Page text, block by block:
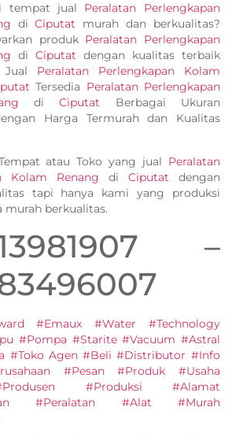
tempat jual Peralatan Perlengkapan
diCiputat murah dan berkualitas?
produk Peralatan Perlengkapan
di Ciputat dengan kualitas terbaik
Jual Peralatan Perlengkapan Kolam
Tersedia Peralatan Perlengkapan
diCiputat Berbagai Ukuran
Harga Termurah dan Kualitas
atau Toko yang jual Peralatan
Kolam Renang di Ciputat dengan
tapi hanya kami yang produksi
murah berkualitas.
–
#Emaux #Water #Technology
#Pompa #Starite #Vacuum #Astral
#Toko Agen #Beli #Distributor #Info
#Pesan #Produk #Usaha
#Produksi #Alamat
#Peralatan #Alat #Murah